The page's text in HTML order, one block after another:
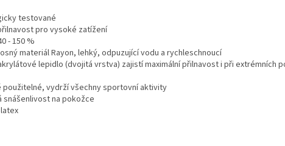
testované
pro vysoké zatížení
- 150 %
materiál Rayon, lehký, odpuzující vodu a rychleschnoucí
lepidlo (dvojitá vrstva) zajistí maximální přilnavost i při extrémních
použitelné, vydrží všechny sportovní aktivity
snášenlivost na pokožce